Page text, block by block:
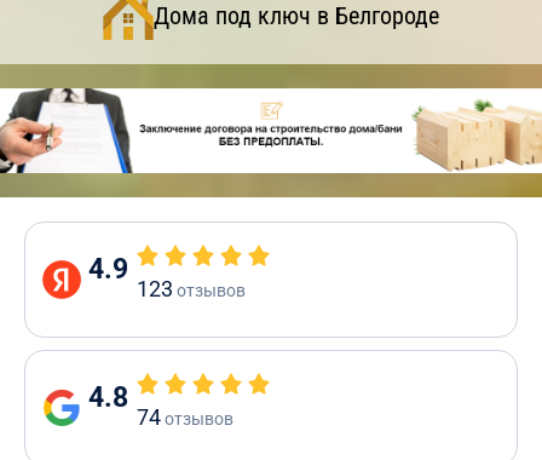
Дома под ключ в Белгороде
4.9
123 отзывов
4.8
74отзывов